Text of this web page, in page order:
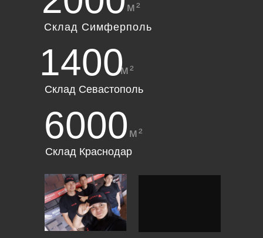
Склад Симферполь
Склад Севастополь
Склад Краснодар
м²
1400
6000
м²
м²